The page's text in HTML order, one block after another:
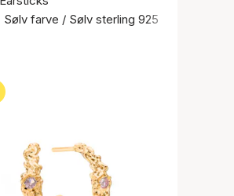
farve / Sølv sterling 925